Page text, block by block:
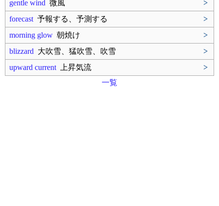
gentle wind 微風
>
forecast 予報する、予測する
>
morning glow 朝焼け
>
blizzard 大吹雪、猛吹雪、吹雪
>
upward current 上昇気流
>
一覧